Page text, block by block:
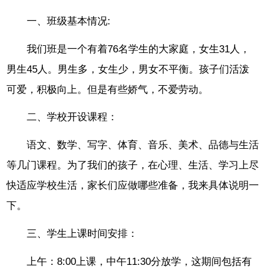
一、班级基本情况:
我们班是一个有着76名学生的大家庭，女生31人，
男生45人。男生多，女生少，男女不平衡。孩子们活泼
可爱，积极向上。但是有些娇气，不爱劳动。
二、学校开设课程：
语文、数学、写字、体育、音乐、美术、品德与生活
等几门课程。为了我们的孩子，在心理、生活、学习上尽
快适应学校生活，家长们应做哪些准备，我来具体说明一
下。
三、学生上课时间安排：
上午：8:00上课，中午11:30分放学，这期间包括有